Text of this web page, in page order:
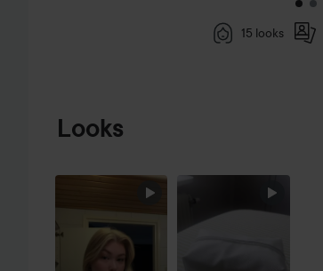
15 looks
Looks
HOPPA ÖVER SEKTIONEN